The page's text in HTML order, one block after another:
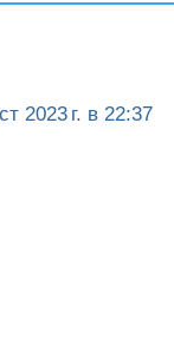
2023 г. в 22:37